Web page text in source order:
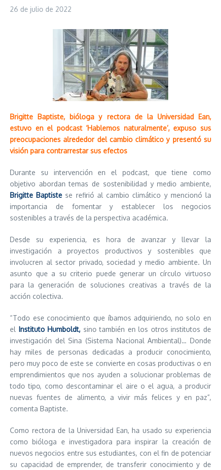
26 de julio de 2022
Brigitte Baptiste, bióloga y rectora de la Universidad Ean,
estuvo en el podcast ‘Hablemos naturalmente’, expuso sus
preocupaciones alrededor del cambio climático y presentó su
visión para contrarrestar sus efectos
Durante su intervención en el podcast, que tiene como
objetivo abordan temas de sostenibilidad y medio ambiente,
Brigitte Baptiste se refirió al cambio climático y mencionó la
importancia de fomentar y establecer los negocios
sostenibles a través de la perspectiva académica.
Desde su experiencia, es hora de avanzar y llevar la
investigación a proyectos productivos y sostenibles que
involucren al sector privado, sociedad y medio ambiente. Un
asunto que a su criterio puede generar un círculo virtuoso
para la generación de soluciones creativas a través de la
acción colectiva.
“Todo ese conocimiento que íbamos adquiriendo, no solo en
el Instituto Humboldt, sino también en los otros institutos de
investigación del Sina (Sistema Nacional Ambiental)… Donde
hay miles de personas dedicadas a producir conocimiento,
pero muy poco de este se convierte en cosas productivas o en
emprendimientos que nos ayuden a solucionar problemas de
todo tipo, como descontaminar el aire o el agua, a producir
nuevas fuentes de alimento, a vivir más felices y en paz”,
comenta Baptiste.
Como rectora de la Universidad Ean, ha usado su experiencia
como bióloga e investigadora para inspirar la creación de
nuevos negocios entre sus estudiantes, con el fin de potenciar
su capacidad de emprender, de transferir conocimiento y de